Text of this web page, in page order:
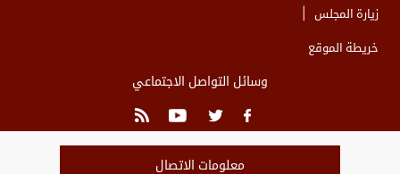
زيارة المجلس
خريطة الموقع
وسائل التواصل الاجتماعي
معلومات الاتصال